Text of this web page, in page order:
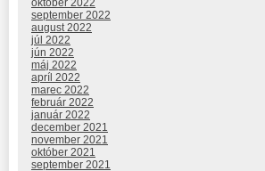
september 2022
august 2022
júl 2022
jún 2022
máj 2022
apríl 2022
marec 2022
február 2022
január 2022
december 2021
november 2021
október 2021
september 2021